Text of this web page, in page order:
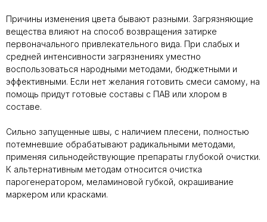
Причины изменения цвета бывают разными. Загрязняющие
вещества влияют на способ возвращения затирке
первоначального привлекательного вида. При слабых и
средней интенсивности загрязнениях уместно
воспользоваться народными методами, бюджетными и
эффективными. Если нет желания готовить смеси самому, на
помощь придут готовые составы с ПАВ или хлором в
составе.
Сильно запущенные швы, с наличием плесени, полностью
потемневшие обрабатывают радикальными методами,
применяя сильнодействующие препараты глубокой очистки.
К альтернативным методам относится очистка
парогенератором, меламиновой губкой, окрашивание
маркером или красками.
Керамическая
плитка или
керамогранит – все
за и против
Какой клей для
рейтинг брендов и
советы мастера
Толщина
керамогранита: